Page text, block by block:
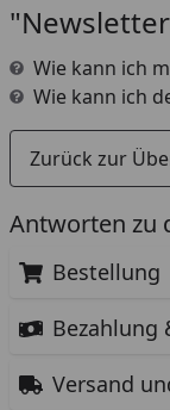
Antworten zu
Bestellung
Bezahlung
Versand
Wie kann ich
Wie kann ich
Zurück zur